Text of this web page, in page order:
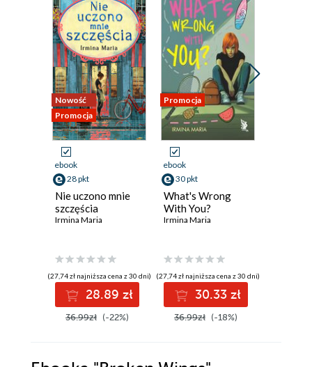
Nowość
Promocja
ebook
28 pkt
Nie uczono mnie
szczęścia
Irmina Maria
(27,74 zł najniższa cena z 30 dni)
28.89 zł
36.99zł (-22%)
Promocja
ebook
30 pkt
What's Wrong
With You?
Irmina Maria
(27,74 zł najniższa cena z 30 dni)
30.33 zł
36.99zł (-18%)